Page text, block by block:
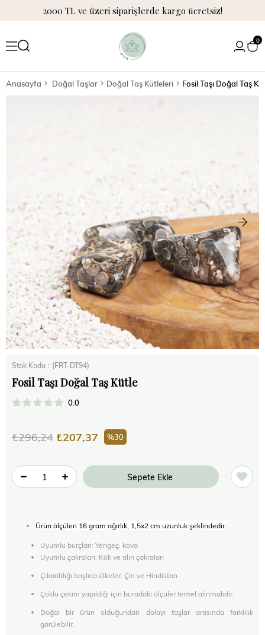
2000 TL ve üzeri siparişlerde kargo ücretsiz!
0
Anasayfa Doğal Taşlar Doğal Taş Kütleleri Fosil Taşı Doğal Taş
Stok Kodu (FRT-DT94)
Fosil Taşı Doğal Taş Kütle
0.0
₺296,24 ₺207,37 30
Ürün ölçüleri 16 gram ağırlık, 1,5x2 cm uzunluk şeklindedir.
Uyumlu burçları: Yengeç, kova
Uyumlu çakraları: Kök ve alın çakraları
Çıkarıldığı başlıca ülkeler: Çin ve Hindistan
Çoklu çekim yapıldığı için buradaki ölçüler temel alınmalıdır.
Doğal bir ürün olduğundan dolayı taşlar arasında farklılık
görülebilir.